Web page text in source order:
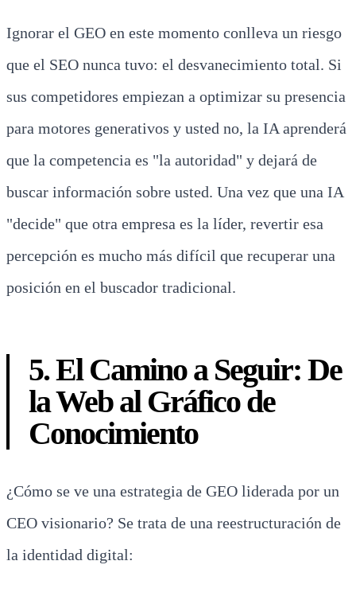
Ignorar el GEO en este momento conlleva un riesgo
que el SEO nunca tuvo: el desvanecimiento total. Si
sus competidores empiezan a optimizar su presencia
para motores generativos y usted no, la IA aprenderá
que la competencia es "la autoridad" y dejará de
buscar información sobre usted. Una vez que una IA
"decide" que otra empresa es la líder, revertir esa
percepción es mucho más difícil que recuperar una
posición en el buscador tradicional.
5. El Camino a Seguir: De
la Web al Gráfico de
Conocimiento
¿Cómo se ve una estrategia de GEO liderada por un
CEO visionario? Se trata de una reestructuración de
la identidad digital: